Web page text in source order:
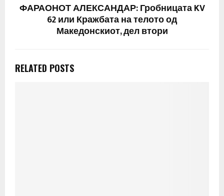
ФАРАОНОТ АЛЕКСАНДАР: Гробницата KV
62 или Кражбата на телото од
Македонскиот, дел втори
RELATED POSTS